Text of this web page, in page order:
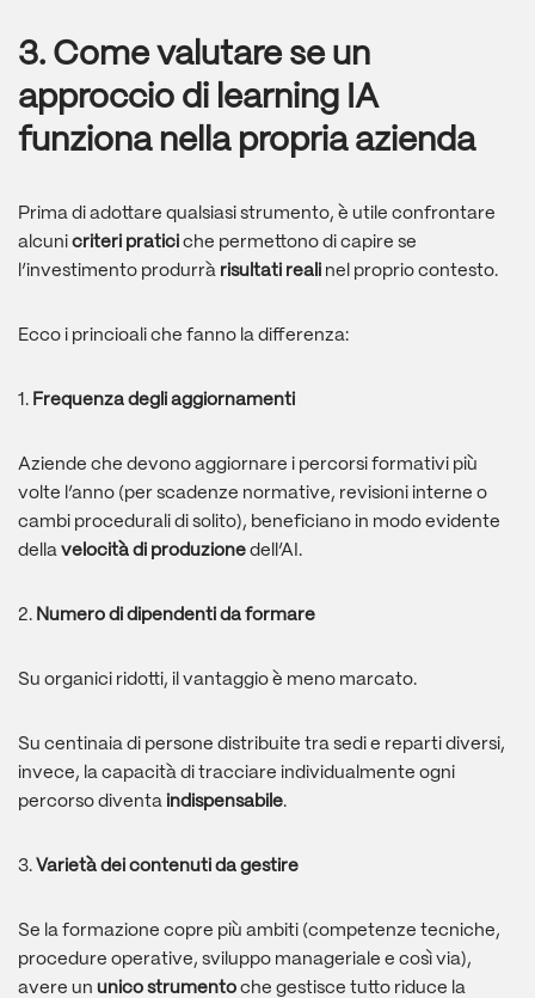
3. Come valutare se un
approccio di learning IA
funziona nella propria azienda
Prima di adottare qualsiasi strumento, è utile confrontare
alcuni criteri pratici che permettono di capire se
l’investimento produrrà risultati reali nel proprio contesto.
Ecco i princioali che fanno la differenza:
1. Frequenza degli aggiornamenti
Aziende che devono aggiornare i percorsi formativi più
volte l’anno (per scadenze normative, revisioni interne o
cambi procedurali di solito), beneficiano in modo evidente
della velocità di produzione dell’AI.
2. Numero di dipendenti da formare
Su organici ridotti, il vantaggio è meno marcato.
Su centinaia di persone distribuite tra sedi e reparti diversi,
invece, la capacità di tracciare individualmente ogni
percorso diventa indispensabile.
3. Varietà dei contenuti da gestire
Se la formazione copre più ambiti (competenze tecniche,
procedure operative, sviluppo manageriale e così via),
avere un unico strumento che gestisce tutto riduce la